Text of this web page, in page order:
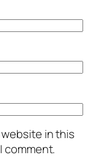
website in this
comment.